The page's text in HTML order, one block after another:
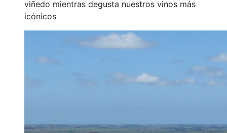
viñedo mientras degusta nuestros vinos más
icónicos